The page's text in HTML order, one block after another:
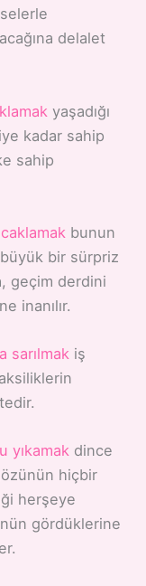
delalet
yaşadığı
kadar sahip
sahip
bunun
bir sürpriz
geçim derdini
inanılır.
sarılmak iş
yıkamak dince
hiçbir
herşeye
gördüklerine